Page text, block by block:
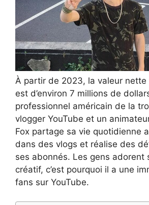
À partir de 2023, la valeur nette
est d’environ 7 millions de
professionnel américain de la
vlogger YouTube et un
Fox partage sa vie quotidienne
dans des vlogs et réalise des
ses abonnés. Les gens adorent
créatif, c’est pourquoi il a une
fans sur YouTube.